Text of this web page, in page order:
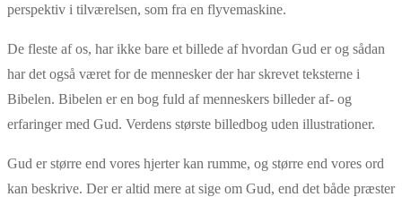
perspektiv i tilværelsen, som fra en flyvemaskine.
De fleste af os, har ikke bare et billede af hvordan Gud er og sådan
har det også været for de mennesker der har skrevet teksterne i
Bibelen. Bibelen er en bog fuld af menneskers billeder af- og
erfaringer med Gud. Verdens største billedbog uden illustrationer.
Gud er større end vores hjerter kan rumme, og større end vores ord
kan beskrive. Der er altid mere at sige om Gud, end det både præster